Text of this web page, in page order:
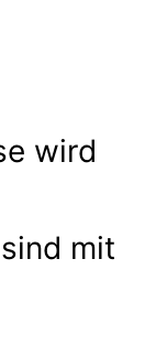
wird
mit